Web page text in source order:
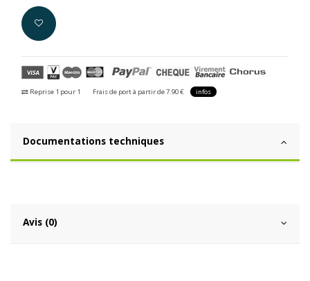
Reprise 1 pour 1 Frais de port à partir de 7.90 € infos
Documentations techniques
Avis (0)